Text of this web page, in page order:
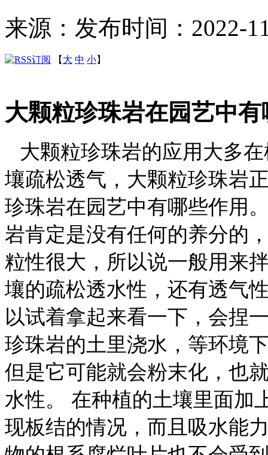
来源： 发布时间：2022-
【 大 中 小】
大颗粒珍珠岩在园艺中
大颗粒珍珠岩的应用大多
壤疏松透气，大颗粒珍珠岩
珍珠岩在园艺中有哪些作用
岩肯定是没有任何的养分的
粒性很大，所以说一般用来
壤的疏松透水性，还有透气
以试着拿起来看一下，会捏
珍珠岩的土里浇水，等环境
但是它可能就会粉末化，也
水性。 在种植的土壤里面加
现板结的情况，而且吸水能